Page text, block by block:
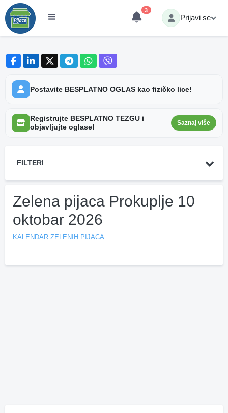
3
Prijavi se
Postavite BESPLATNO OGLAS kao fizičko lice!
Registrujte BESPLATNO TEZGU i
objavljujte oglase!
Saznaj više
FILTERI
Zelena pijaca Prokuplje 10
oktobar 2026
KALENDAR ZELENIH PIJACA